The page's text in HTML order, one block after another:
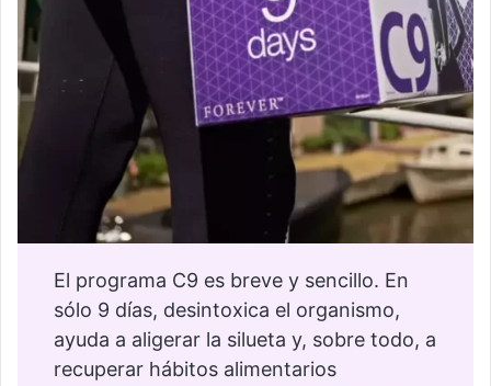
El programa C9 es breve y sencillo. En
sólo 9 días, desintoxica el organismo,
ayuda a aligerar la silueta y, sobre todo, a
recuperar hábitos alimentarios